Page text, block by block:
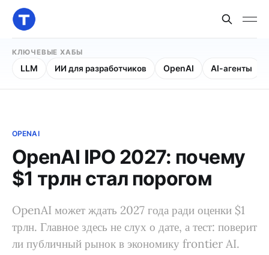
КЛЮЧЕВЫЕ ХАБЫ
LLM ИИ для разработчиков OpenAI AI-агенты
OPENAI
OpenAI IPO 2027: почему
$1 трлн стал порогом
OpenAI может ждать 2027 года ради оценки $1
трлн. Главное здесь не слух о дате, а тест: поверит
ли публичный рынок в экономику frontier AI.